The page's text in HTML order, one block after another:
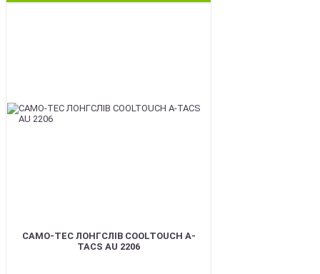
CAMO-TEC ЛОНГСЛІВ COOLTOUCH A-
TACS AU 2206